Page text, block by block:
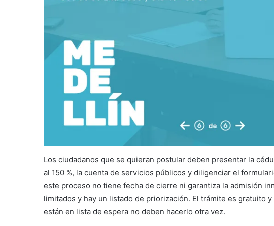
Los ciudadanos que se quieran postular deben presentar la
al 150 %, la cuenta de servicios públicos y diligenciar el
este proceso no tiene fecha de cierre ni garantiza la admisión
limitados y hay un listado de priorización. El trámite es gratuito
están en lista de espera no deben hacerlo otra vez.